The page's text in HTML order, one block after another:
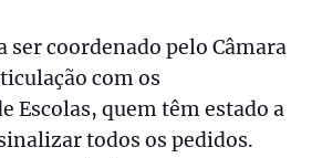
ser coordenado pelo Câmara
com os
Escolas, quem têm estado a
todos os pedidos.